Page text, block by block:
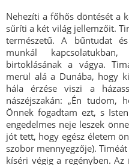
Nehezíti a főhős döntését a
sűríti a két világ jellemzőit.
természetű. A bűntudat
munkál
birtoklásának a vágya.
merül alá a Dunába, hogy
hála érzése viszi a
nászéjszakán: „Én tudom,
Önnek fogadtam ezt, s
engedelmes neje leszek
jót tett, hogy egész életem
szobor mennyegzője).
kíséri végig a regényben.